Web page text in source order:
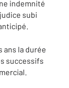
indemnité
subi
ans la durée
successifs